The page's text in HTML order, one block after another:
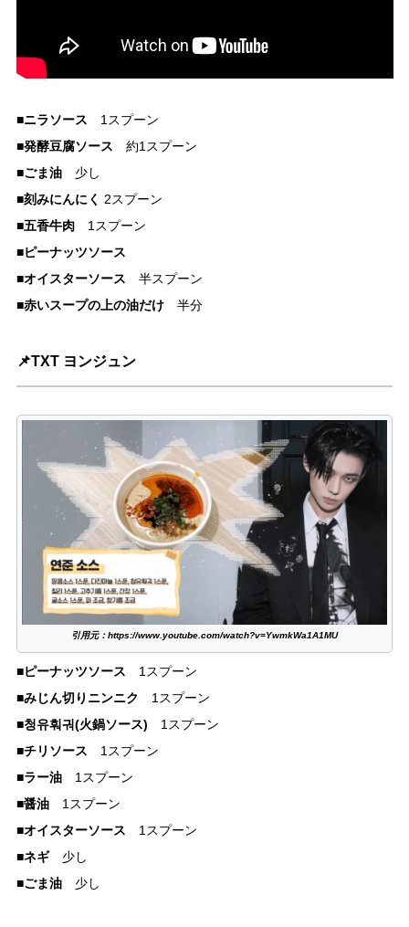
■ニラソース 1スプーン
■発酵豆腐ソース 約1スプーン
■ごま油少し
■刻みにんにく 2スプーン
■五香牛肉1スプーン
■ピーナッツソース
■オイスターソース 半スプーン
■赤いスープの上の油だけ半分
📌TXT ヨンジュン
引用元：https://www.youtube.com/watch?v=YwmkWa1A1MU
■ピーナッツソース 1スプーン
■みじん切りニンニク 1スプーン
■청유훠궈(火鍋ソース) 1スプーン
■チリソース 1スプーン
■ラー油1スプーン
■醤油 1スプーン
■オイスターソース 1スプーン
■ネギ 少し
■ごま油少し